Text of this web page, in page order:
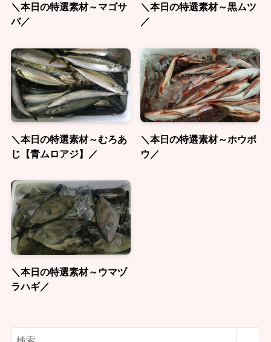
＼本日の特選素材～マゴサ
バ／
＼本日の特選素材～黒ムツ
／
＼本日の特選素材～むろあ
じ【青ムロアジ】／
＼本日の特選素材～ホウボ
ウ／
＼本日の特選素材～ウマヅ
ラハギ／